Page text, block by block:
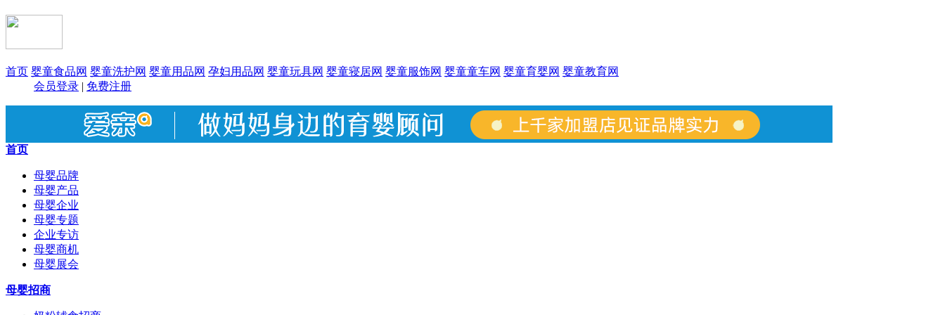
首页 婴童食品网 婴童洗护网 婴童用品网 孕妇用品网 婴童玩具网 婴童寝居网 婴童服饰网 婴童童车网 婴童育婴网 婴童教育网
会员登录 | 免费注册
首页
母婴品牌
母婴产品
母婴企业
母婴专题
企业专访
母婴商机
母婴展会
母婴招商